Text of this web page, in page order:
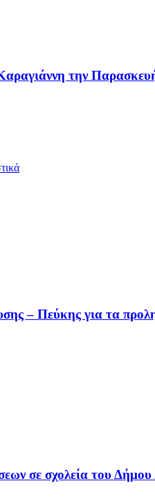
την
– Πεύκης για τα
σε σχολεία του